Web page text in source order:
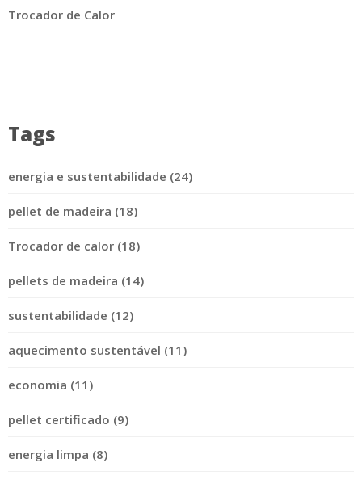
Trocador de Calor
Tags
energia e sustentabilidade (24)
pellet de madeira (18)
Trocador de calor (18)
pellets de madeira (14)
sustentabilidade (12)
aquecimento sustentável (11)
economia (11)
pellet certificado (9)
energia limpa (8)